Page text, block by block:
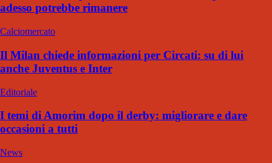
adesso potrebbe rimanere
Calciomercato
Il Milan chiede informazioni per Circati: su di lui
anche Juventus e Inter
Editoriale
I temi di Amorim dopo il derby: migliorare e dare
occasioni a tutti
News